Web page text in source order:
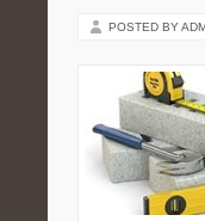
POSTED BY